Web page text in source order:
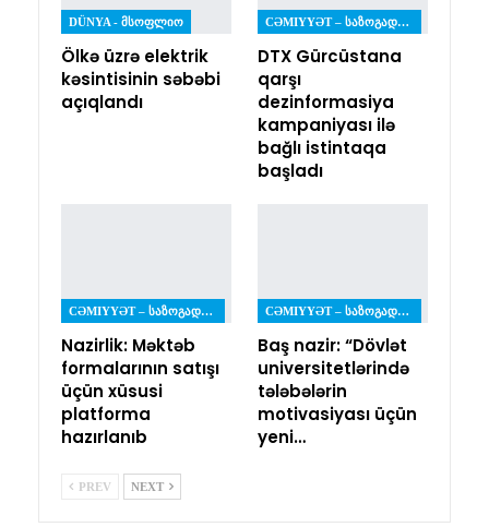
DÜNYA - ᲛᲡᲝᲤᲚᲘᲝ
Ölkə üzrə elektrik
kəsintisinin səbəbi
açıqlandı
CƏMIYYƏT – ᲡᲐᲖᲝᲒᲐᲓᲝᲔᲑᲐ
DTX Gürcüstana
qarşı
dezinformasiya
kampaniyası ilə
bağlı istintaqa
başladı
CƏMIYYƏT – ᲡᲐᲖᲝᲒᲐᲓᲝᲔᲑᲐ
Nazirlik: Məktəb
formalarının satışı
üçün xüsusi
platforma
hazırlanıb
CƏMIYYƏT – ᲡᲐᲖᲝᲒᲐᲓᲝᲔᲑᲐ
Baş nazir: “Dövlət
universitetlərində
tələbələrin
motivasiyası üçün
yeni…
PREV NEXT